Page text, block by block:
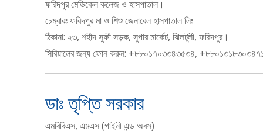
ফরিদপুর মেডিকেল কলেজ ও হাসপাতাল।
চেম্বারঃ ফরিদপুর মা ও শিশু জেনারেল হাসপাতাল লিঃ
ঠিকানা: ২৩, শহীদ সুফী সড়ক, সুপার মার্কেট, ঝিলটুলী, ফরিদপুর।
সিরিয়ালের জন্য ফোন করুন: +৮৮০১৭০৩৩৪৩৫৩৪,
ডাঃ তৃপ্তি সরকার
এমবিবিএস, এমএস (গাইনী এন্ড অবস্)